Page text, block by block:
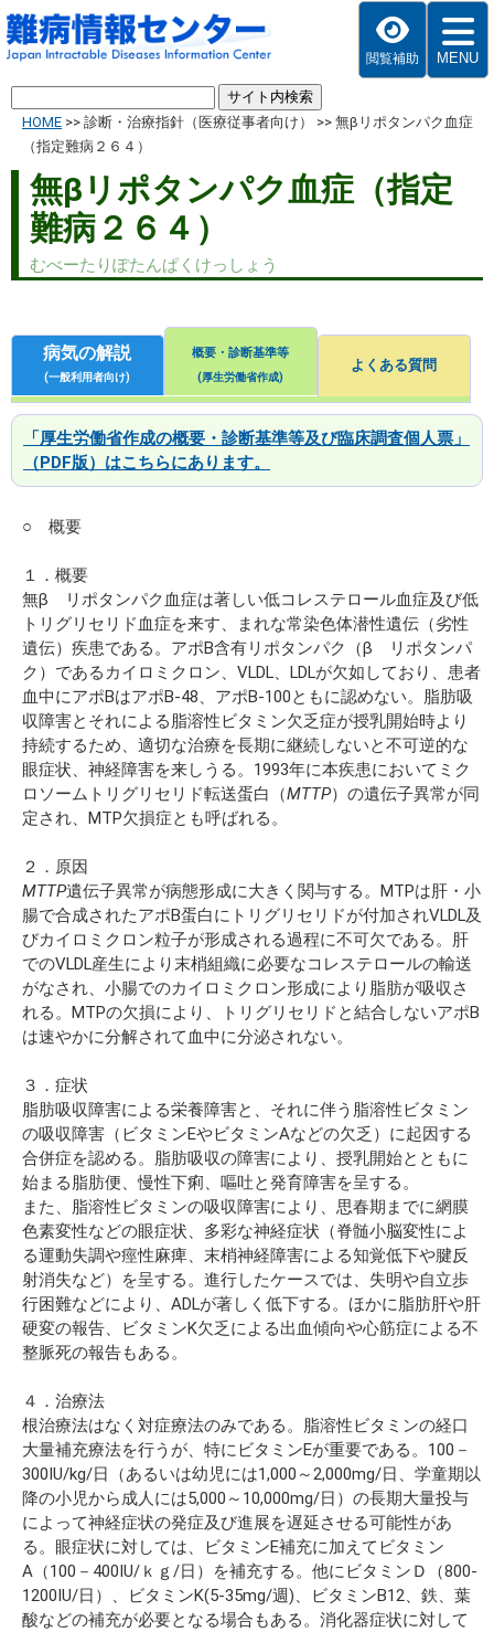
閲覧補助 MENU
HOME >> 診断・治療指針（医療従事者向け） >> 無βリポタンパク血症
（指定難病２６４）
無βリポタンパク血症（指定
難病２６４）
むべーたりぽたんぱくけっしょう
病気の解説
(一般利用者向け)
概要・診断基準等
(厚生労働省作成)
よくある質問
「厚生労働省作成の概要・診断基準等及び臨床調査個人票」
（PDF版）はこちらにあります。
○ 概要
１．概要
無β リポタンパク血症は著しい低コレステロール血症及び低
トリグリセリド血症を来す、まれな常染色体潜性遺伝（劣性
遺伝）疾患である。アポB含有リポタンパク（β リポタンパ
ク）であるカイロミクロン、VLDL、LDLが欠如しており、患者
血中にアポBはアポB-48、アポB-100ともに認めない。脂肪吸
収障害とそれによる脂溶性ビタミン欠乏症が授乳開始時より
持続するため、適切な治療を長期に継続しないと不可逆的な
眼症状、神経障害を来しうる。1993年に本疾患においてミク
ロソームトリグリセリド転送蛋白（MTTP）の遺伝子異常が同
定され、MTP欠損症とも呼ばれる。
２．原因
MTTP遺伝子異常が病態形成に大きく関与する。MTPは肝・小
腸で合成されたアポB蛋白にトリグリセリドが付加されVLDL及
びカイロミクロン粒子が形成される過程に不可欠である。肝
でのVLDL産生により末梢組織に必要なコレステロールの輸送
がなされ、小腸でのカイロミクロン形成により脂肪が吸収さ
れる。MTPの欠損により、トリグリセリドと結合しないアポB
は速やかに分解されて血中に分泌されない。
３．症状
脂肪吸収障害による栄養障害と、それに伴う脂溶性ビタミン
の吸収障害（ビタミンEやビタミンAなどの欠乏）に起因する
合併症を認める。脂肪吸収の障害により、授乳開始とともに
始まる脂肪便、慢性下痢、嘔吐と発育障害を呈する。
また、脂溶性ビタミンの吸収障害により、思春期までに網膜
色素変性などの眼症状、多彩な神経症状（脊髄小脳変性によ
る運動失調や痙性麻痺、末梢神経障害による知覚低下や腱反
射消失など）を呈する。進行したケースでは、失明や自立歩
行困難などにより、ADLが著しく低下する。ほかに脂肪肝や肝
硬変の報告、ビタミンK欠乏による出血傾向や心筋症による不
整脈死の報告もある。
４．治療法
根治療法はなく対症療法のみである。脂溶性ビタミンの経口
大量補充療法を行うが、特にビタミンEが重要である。100－
300IU/kg/日（あるいは幼児には1,000～2,000mg/日、学童期以
降の小児から成人には5,000～10,000mg/日）の長期大量投与
によって神経症状の発症及び進展を遅延させる可能性があ
る。眼症状に対しては、ビタミンE補充に加えてビタミン
A（100－400IU/ｋｇ/日）を補充する。他にビタミンＤ（800-
1200IU/日）、ビタミンK(5-35mg/週)、ビタミンB12、鉄、葉
酸などの補充が必要となる場合もある。消化器症状に対して